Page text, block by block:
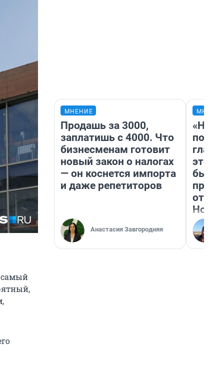
самый
МНЕНИЕ
Продашь за 3000,
заплатишь с 4000. Что
бизнесменам готовит
новый закон о налогах
— он коснется импорта
и даже репетиторов
Анастасия Завгородняя
этого
бьет